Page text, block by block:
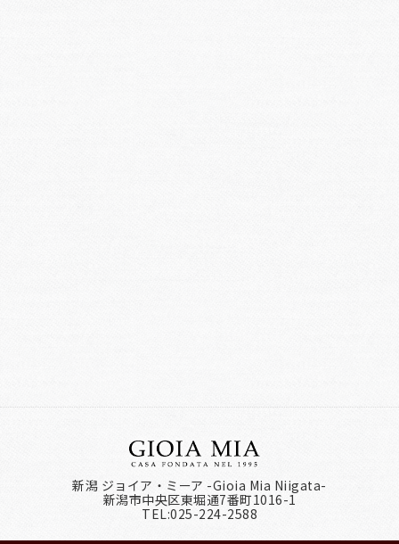
新潟 ジョイア・ミーア -Gioia Mia Niigata-
新潟市中央区東堀通7番町1016-1
TEL:025-224-2588